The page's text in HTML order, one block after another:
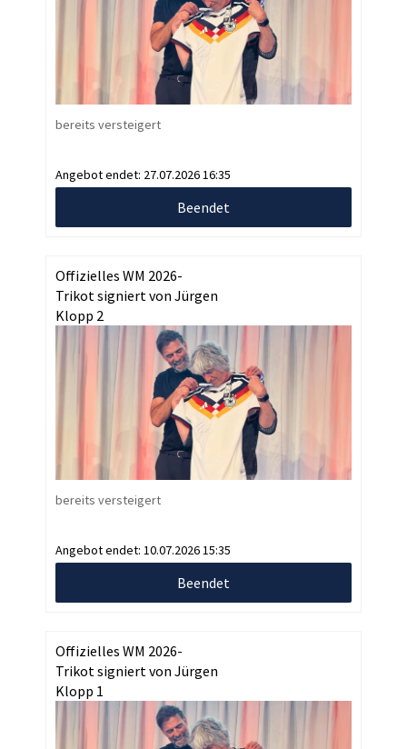
bereits versteigert
Angebot endet: 27.07.2026 16:35
Beendet
Offizielles WM 2026-
Trikot signiert von Jürgen
Klopp 2
bereits versteigert
Angebot endet: 10.07.2026 15:35
Beendet
Offizielles WM 2026-
Trikot signiert von Jürgen
Klopp 1